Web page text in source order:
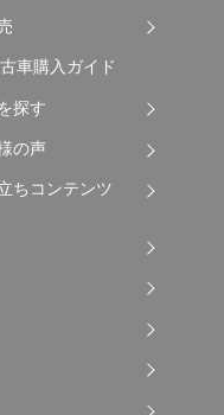
車購入ガイド
探す
の声
ちコンテンツ